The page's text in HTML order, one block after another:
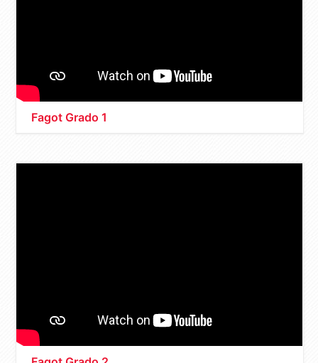
Fagot Grado 1